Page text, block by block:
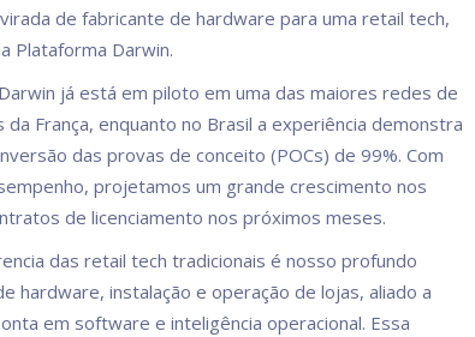
de fabricante de hardware para uma retail tech,
Plataforma Darwin.
já está em piloto em uma das maiores redes de
da França, enquanto no Brasil a experiência demonstra
das provas de conceito (POCs) de 99%. Com
projetamos um grande crescimento nos
de licenciamento nos próximos meses.
das retail tech tradicionais é nosso profundo
hardware, instalação e operação de lojas, aliado a
em software e inteligência operacional. Essa